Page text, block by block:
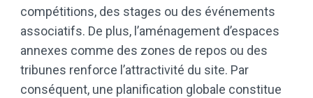
compétitions, des stages ou des événements
associatifs. De plus, l’aménagement d’espaces
annexes comme des zones de repos ou des
tribunes renforce l’attractivité du site. Par
conséquent, une planification globale constitue